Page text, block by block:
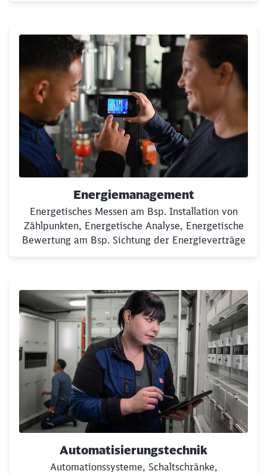
Energiemanagement
Energetisches Messen am Bsp. Installation von
Zählpunkten, Energetische Analyse, Energetische
Bewertung am Bsp. Sichtung der Energieverträge
Automatisierungstechnik
Automationssysteme, Schaltschränke,
Schließen
Möchten Sie zuweitergeleitet
werden?
Abbrechen Weiter